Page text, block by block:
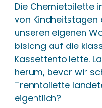
Die Chemietoilette
von Kindheitstagen
unseren eigenen
bislang auf die
Kassettentoilette.
herum, bevor wir
Trenntoilette
eigentlich?